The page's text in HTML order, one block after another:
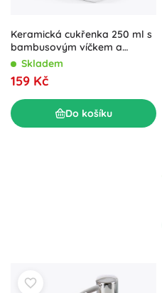
Keramická cukřenka 250 ml s
bambusovým víčkem a
lžičkou
Skladem
159 Kč
Do košíku